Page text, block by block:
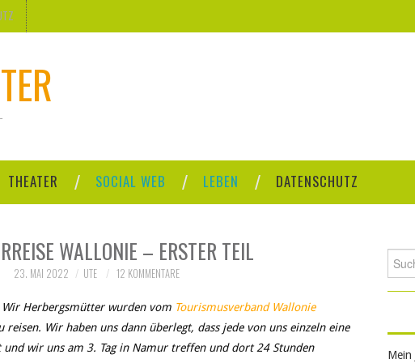
THEATER SOCIAL WEB LEBEN DATENSCHUTZ
WALLONIE – ERSTER TEIL
23. MAI 2022 UTE 12 KOMMENTARE
Herbergsmütter wurden vom Tourismusverband Wallonie
reisen. Wir haben uns dann überlegt, dass jede von uns einzeln eine
und wir uns am 3. Tag in Namur treffen und dort 24 Stunden
nach:
Mein